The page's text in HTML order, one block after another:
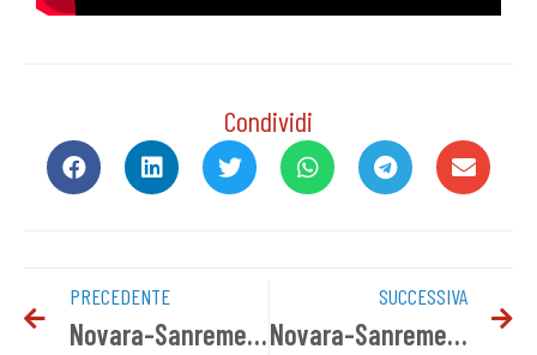
Condividi
PRECEDENTE
Novara-Sanremese: conferenza stampa pre gara
SUCCESSIVA
Novara-Sanremese, i convocati azzurri